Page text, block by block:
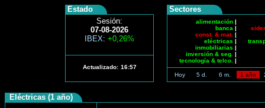
Estado
Sesión:
07-08-2026
IBEX: +0,26%
Actualizado: 16:57
Sectores
alimentación |
banca |
const. & mat. |
eléctricas |
inmobiliarias |
inversión & seg. |
tecnología & telco. |
Hoy 5 d. 6 m. 1 año
Eléctricas (1 año)